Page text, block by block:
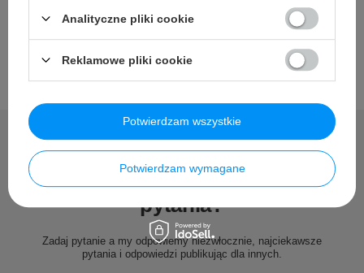
Potrzebujesz pomocy? Masz
pytania?
Zadaj pytanie a my odpowiemy niezwłocznie, najciekawsze
pytania i odpowiedzi publikując dla innych.
Analityczne pliki cookie
Reklamowe pliki cookie
Potwierdzam wymagane
Potwierdzam wszystkie